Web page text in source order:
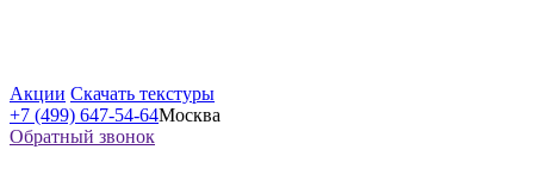
Акции Скачать текстуры
+7 (499) 647-54-64Москва
Обратный звонок